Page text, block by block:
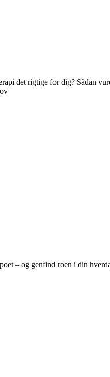
det rigtige for dig? Sådan
– og genfind roen i din